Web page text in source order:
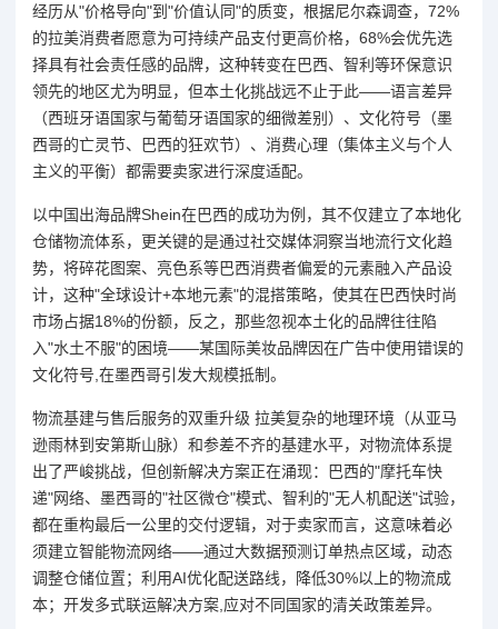
经历从"价格导向"到"价值认同"的质变，根据尼尔森调查，72%
的拉美消费者愿意为可持续产品支付更高价格，68%会优先选
择具有社会责任感的品牌，这种转变在巴西、智利等环保意识
领先的地区尤为明显，但本土化挑战远不止于此——语言差异
（西班牙语国家与葡萄牙语国家的细微差别）、文化符号（墨
西哥的亡灵节、巴西的狂欢节）、消费心理（集体主义与个人
主义的平衡）都需要卖家进行深度适配。
以中国出海品牌Shein在巴西的成功为例，其不仅建立了本地化
仓储物流体系，更关键的是通过社交媒体洞察当地流行文化趋
势，将碎花图案、亮色系等巴西消费者偏爱的元素融入产品设
计，这种"全球设计+本地元素"的混搭策略，使其在巴西快时尚
市场占据18%的份额，反之，那些忽视本土化的品牌往往陷
入"水土不服"的困境——某国际美妆品牌因在广告中使用错误的
文化符号,在墨西哥引发大规模抵制。
物流基建与售后服务的双重升级 拉美复杂的地理环境（从亚马
逊雨林到安第斯山脉）和参差不齐的基建水平，对物流体系提
出了严峻挑战，但创新解决方案正在涌现：巴西的"摩托车快
递"网络、墨西哥的"社区微仓"模式、智利的"无人机配送"试验，
都在重构最后一公里的交付逻辑，对于卖家而言，这意味着必
须建立智能物流网络——通过大数据预测订单热点区域，动态
调整仓储位置；利用AI优化配送路线，降低30%以上的物流成
本；开发多式联运解决方案,应对不同国家的清关政策差异。